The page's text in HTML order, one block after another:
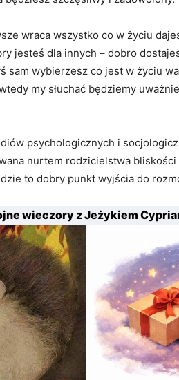
wraca wszystko co w życiu
jesteś dla innych – dobro
sam wybierzesz co jest w życiu
my słuchać będziemy
psychologicznych i
nurtem rodzicielstwa bliskości
to dobry punkt wyjścia do
wieczory z Jeżykiem